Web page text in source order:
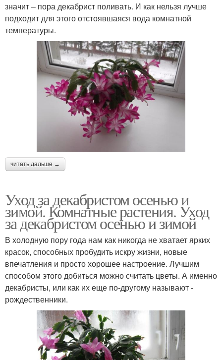
значит – пора декабрист поливать. И как нельзя лучше
подходит для этого отстоявшаяся вода комнатной
температуры.
читать дальше →
Уход за декабристом осенью и
зимой. Комнатные растения. Уход
за декабристом осенью и зимой
В холодную пору года нам как никогда не хватает ярких
красок, способных пробудить искру жизни, новые
впечатления и просто хорошее настроение. Лучшим
способом этого добиться можно считать цветы. А именно
декабристы, или как их еще по-другому называют -
рождественники.